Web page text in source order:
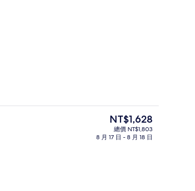
住宿正面 (夜晚)
目
前
的
NT$1,628
總價 NT$1,803
8 月 17 日 - 8 月 18 日